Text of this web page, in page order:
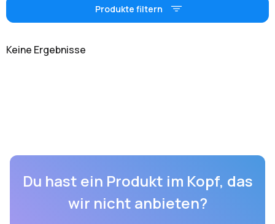
Produkte filtern
Keine Ergebnisse
Du hast ein Produkt im Kopf, das
wir nicht anbieten?